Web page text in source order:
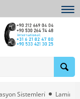
Si̇stemleri̇